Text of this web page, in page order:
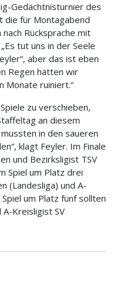
Gedächtnisturnier des
die für Montagabend
Rücksprache mit
tut uns in der Seele
aber das ist eben
Regen hätten wir
Monate ruiniert.“
zu verschieben,
an diesem
in den saueren
klagt Feyler. Im Finale
und Bezirksligist TSV
Spiel um Platz drei
(Landesliga) und A-
um Platz fünf sollten
A-Kreisligist SV